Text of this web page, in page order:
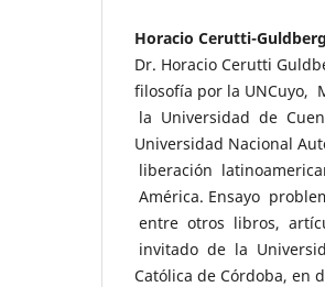
Horacio Cerutti-
Dr. Horacio Cerutti
filosofía por la
la Universidad de
Universidad Nacional
liberación
América. Ensayo
entre otros libros,
invitado de la
Católica de Córdoba, en